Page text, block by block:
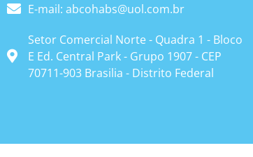
E-mail: abcohabs@uol.com.br
Setor Comercial Norte - Quadra 1 - Bloco
E Ed. Central Park - Grupo 1907 - CEP
70711-903 Brasilia - Distrito Federal